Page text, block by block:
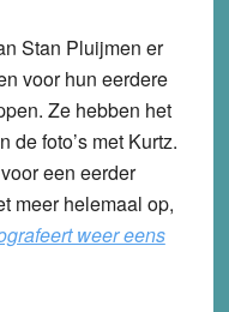
Stan Pluijmen er
voor hun eerdere
Ze hebben het
de foto’s met Kurtz.
een eerder
meer helemaal op,
weer eens